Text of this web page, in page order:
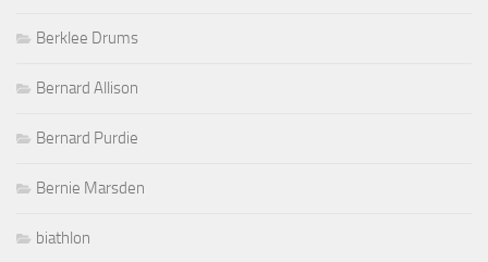
Berklee Drums
Bernard Allison
Bernard Purdie
Bernie Marsden
biathlon